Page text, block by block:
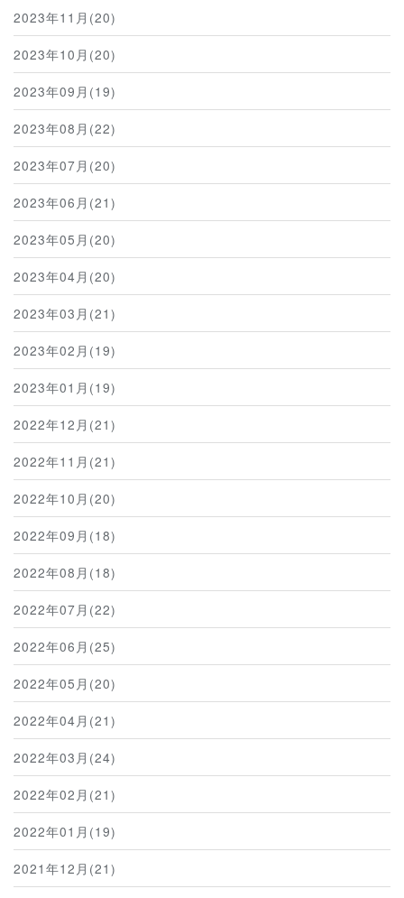
2023年11月(20)
2023年10月(20)
2023年09月(19)
2023年08月(22)
2023年07月(20)
2023年06月(21)
2023年05月(20)
2023年04月(20)
2023年03月(21)
2023年02月(19)
2023年01月(19)
2022年12月(21)
2022年11月(21)
2022年10月(20)
2022年09月(18)
2022年08月(18)
2022年07月(22)
2022年06月(25)
2022年05月(20)
2022年04月(21)
2022年03月(24)
2022年02月(21)
2022年01月(19)
2021年12月(21)